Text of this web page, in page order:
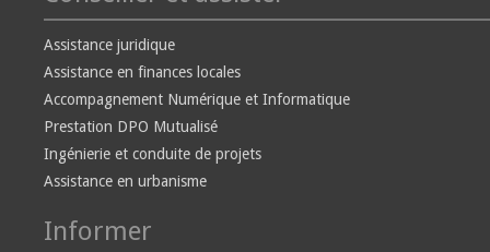
Assistance juridique
Assistance en finances locales
Accompagnement Numérique et Informatique
Prestation DPO Mutualisé
Ingénierie et conduite de projets
Assistance en urbanisme
Informer